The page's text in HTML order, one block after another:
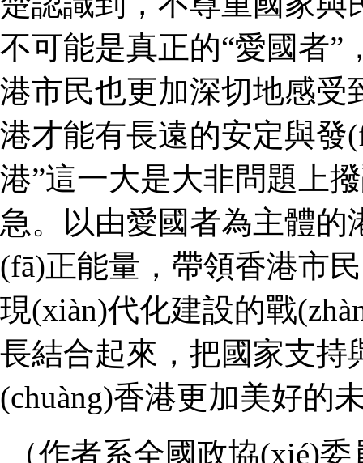
不可能是真正的“愛國者”，
港市民也更加深切地感受
港才能有長遠的安定與發(fā)
港”這一大是大非問題上撥
急。以由愛國者為主
(fā)正能量，帶領香港市民
現(xiàn)代化建設的戰(zhàn)
長結合起來，把國家支持
(chuàng)香港更加美好的
（作者系全國政協(xié)委